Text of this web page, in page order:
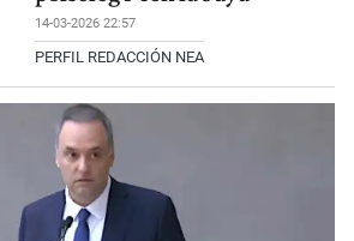
14-03-2026 22:57
PERFIL REDACCIÓN NEA